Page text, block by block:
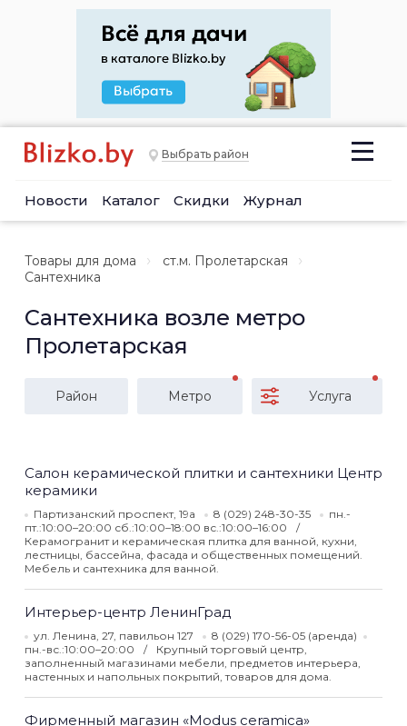
Выбрать район
Новости Каталог Скидки Журнал
Товары для дома
ст.м. Пролетарская
Сантехника
Сантехника возле метро
Пролетарская
Район Метро Услуга
Салон керамической плитки и сантехники Центр
керамики
Партизанский проспект, 19а 8 (029) 248-30-35
пн.-
пт.:10:00–20:00 сб.:10:00–18:00 вс.:10:00–16:00
Керамогранит и керамическая плитка для ванной, кухни,
лестницы, бассейна, фасада и общественных помещений.
Мебель и сантехника для ванной.
Интерьер-центр ЛенинГрад
ул. Ленина, 27, павильон 127
8 (029) 170-56-05 (аренда)
пн.-вс.:10:00–20:00
Крупный торговый центр,
заполненный магазинами мебели, предметов интерьера,
настенных и напольных покрытий, товаров для дома.
Фирменный магазин «Modus ceramica»